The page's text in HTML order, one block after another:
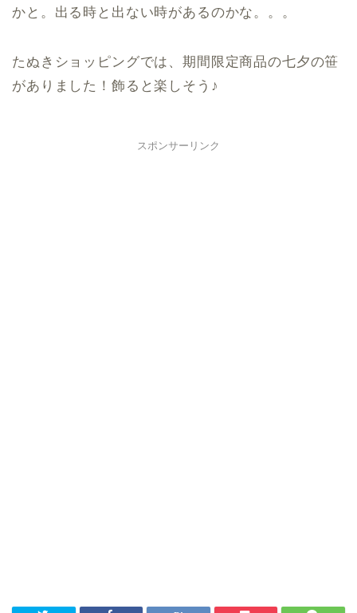
かと。出る時と出ない時があるのかな。。。
たぬきショッピングでは、期間限定商品の七夕の笹
がありました！飾ると楽しそう♪
スポンサーリンク